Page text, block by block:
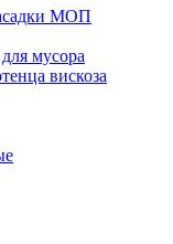
МОП
мусора
вискоза